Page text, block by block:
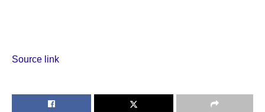
Source link